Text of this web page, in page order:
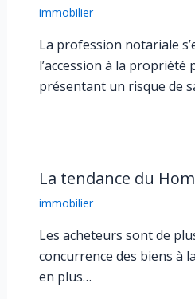
immobilier
La profession notariale
l’accession à la
présentant un risque de
La tendance du
immobilier
Les acheteurs sont de
concurrence des biens à
en plus…